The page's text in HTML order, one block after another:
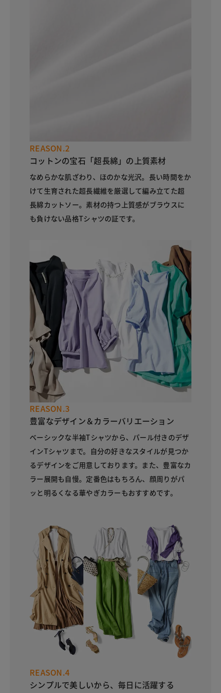
REASON.2
コットンの宝石「超長綿」の上質素材
なめらかな肌ざわり、ほのかな光沢。長い時間をか
けて生育された超長繊維を厳選して編み立てた超
長綿カットソー。素材の持つ上質感がブラウスに
も負けない品格Tシャツの証です。
REASON.3
豊富なデザイン＆カラーバリエーション
ベーシックな半袖Tシャツから、パール付きのデザ
インTシャツまで。自分の好きなスタイルが見つか
るデザインをご用意しております。また、豊富なカ
ラー展開も自慢。定番色はもちろん、顔周りがパ
ッと明るくなる華やぎカラーもおすすめです。
REASON.4
シンプルで美しいから、毎日に活躍する